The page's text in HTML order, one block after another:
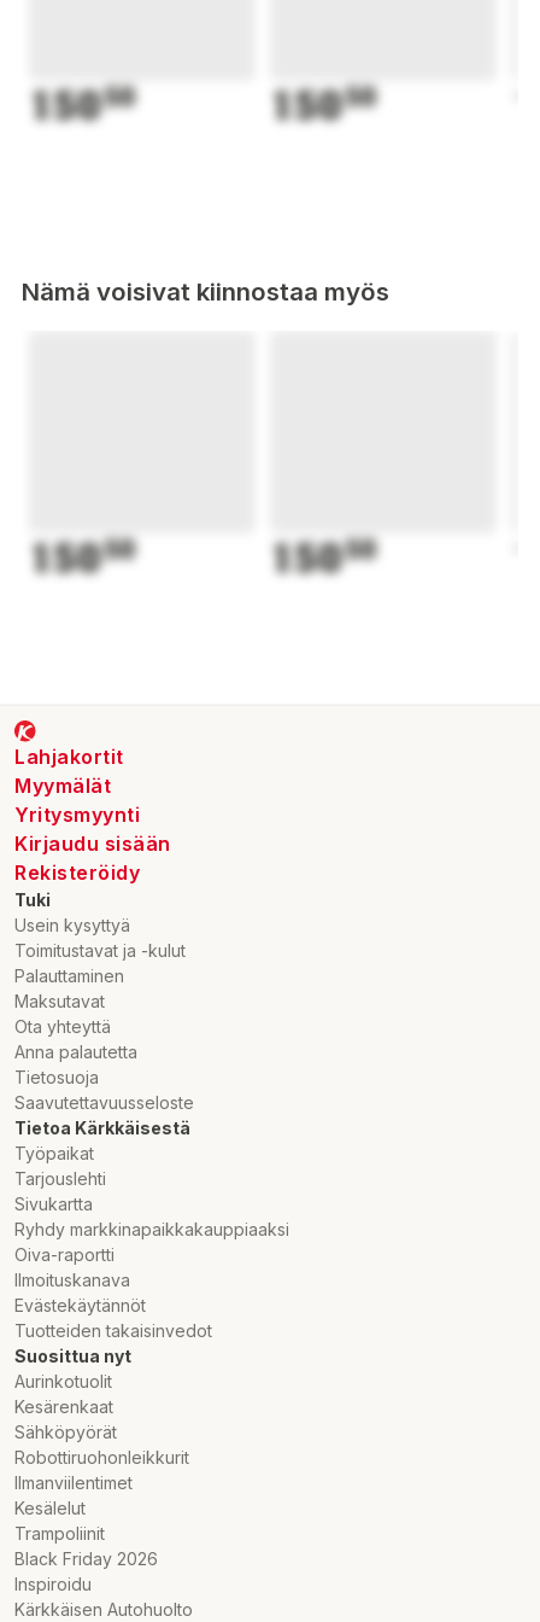
15050 15050
Nämä voisivat kiinnostaa myös
15050 15050
Lahjakortit
Myymälät
Yritysmyynti
Kirjaudu sisään
Rekisteröidy
Tuki
Usein kysyttyä
Toimitustavat ja -kulut
Palauttaminen
Maksutavat
Ota yhteyttä
Anna palautetta
Tietosuoja
Saavutettavuusseloste
Tietoa Kärkkäisestä
Työpaikat
Tarjouslehti
Sivukartta
Ryhdy markkinapaikkakauppiaaksi
Oiva-raportti
Ilmoituskanava
Evästekäytännöt
Tuotteiden takaisinvedot
Suosittua nyt
Aurinkotuolit
Kesärenkaat
Sähköpyörät
Robottiruohonleikkurit
Ilmanviilentimet
Kesälelut
Trampoliinit
Black Friday 2026
Inspiroidu
Kärkkäisen Autohuolto